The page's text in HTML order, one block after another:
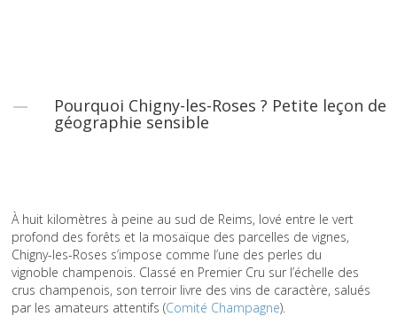
Pourquoi Chigny-les-Roses ? Petite leçon de
géographie sensible
À huit kilomètres à peine au sud de Reims, lové entre le vert
profond des forêts et la mosaïque des parcelles de vignes,
Chigny-les-Roses s’impose comme l’une des perles du
vignoble champenois. Classé en Premier Cru sur l’échelle des
crus champenois, son terroir livre des vins de caractère, salués
par les amateurs attentifs (Comité Champagne).